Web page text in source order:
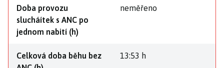
Doba provozu
slucháítek s ANC po
jednom nabití (h)
neměřeno
Celková doba běhu bez
13:53 h